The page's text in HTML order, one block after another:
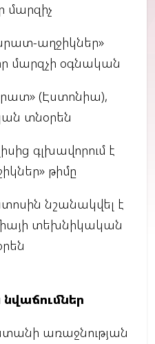
մարզիչ
աղջիկներ»
մարզչի օգնական
(Էստոնիա),
տնօրեն
գլխավորում է
թիմը
նշանակվել է
տեխնիկական
առաջնության